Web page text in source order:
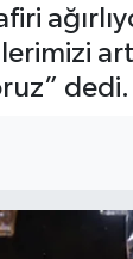
dedi.